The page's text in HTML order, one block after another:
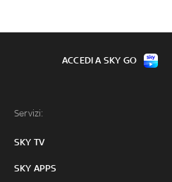
Servizi:
SKY TV
SKY APPS
ACCEDI A SKY GO